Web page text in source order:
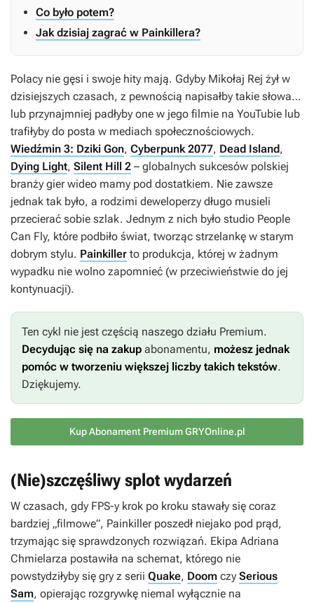
Co było potem?
Jak dzisiaj zagrać w Painkillera?
Polacy nie gęsi i swoje hity mają. Gdyby Mikołaj Rej żył w
dzisiejszych czasach, z pewnością napisałby takie słowa…
lub przynajmniej padłyby one w jego filmie na YouTubie lub
trafiłyby do posta w mediach społecznościowych.
Wiedźmin 3: Dziki Gon, Cyberpunk 2077, Dead Island,
Dying Light, Silent Hill 2 – globalnych sukcesów polskiej
branży gier wideo mamy pod dostatkiem. Nie zawsze
jednak tak było, a rodzimi deweloperzy długo musieli
przecierać sobie szlak. Jednym z nich było studio People
Can Fly, które podbiło świat, tworząc strzelankę w starym
dobrym stylu. Painkiller to produkcja, której w żadnym
wypadku nie wolno zapomnieć (w przeciwieństwie do jej
kontynuacji).
Ten cykl nie jest częścią naszego działu Premium.
Decydując się na zakup abonamentu, możesz jednak
pomóc w tworzeniu większej liczby takich tekstów.
Dziękujemy.
Kup Abonament Premium GRYOnline.pl
(Nie)szczęśliwy splot wydarzeń
W czasach, gdy FPS-y krok po kroku stawały się coraz
bardziej „filmowe”, Painkillerposzedł niejako pod prąd,
trzymając się sprawdzonych rozwiązań. Ekipa Adriana
Chmielarza postawiła na schemat, którego nie
powstydziłyby się gry z serii Quake, Doom czy Serious
Sam, opierając rozgrywkę niemal wyłącznie na